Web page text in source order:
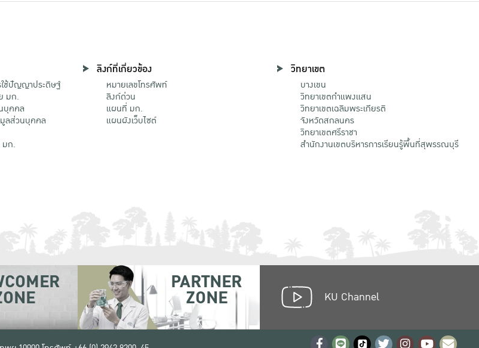
ช้ปัญญาประดิษฐ์
มก.
บุคคล
ลส่วนบุคคล
มก.
ลิงก์ที่เกี่ยวข้อง
หมายเลขโทรศัพท์
ลิงก์ด่วน
แผนที่ มก.
แผนผังเว็บไซต์
วิทยาเขต
บางเขน
วิทยาเขตกําแพงแสน
วิทยาเขตเฉลิมพระเกียรติ
จังหวัดสกลนคร
วิทยาเขตศรีราชา
สำนักงานเขตบริหารการเรียนรู้พื้นที่สุพรรณบุรี
PARTNER
ZONE KU Channel